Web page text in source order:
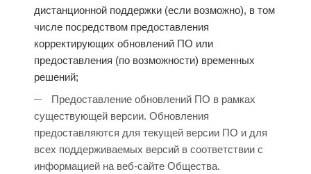
дистанционной поддержки (если возможно), в том
числе посредством предоставления
корректирующих обновлений ПО или
предоставления (по возможности) временных
решений;
Предоставление обновлений ПО в рамках
существующей версии. Обновления
предоставляются для текущей версии ПО и для
всех поддерживаемых версий в соответствии с
информацией на веб-сайте Общества.